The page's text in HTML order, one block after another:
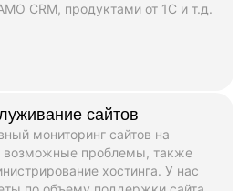
CRM, продуктами от 1C и т.д.
сайтов
мониторинг сайтов на
возможные проблемы, также
хостинга. У нас